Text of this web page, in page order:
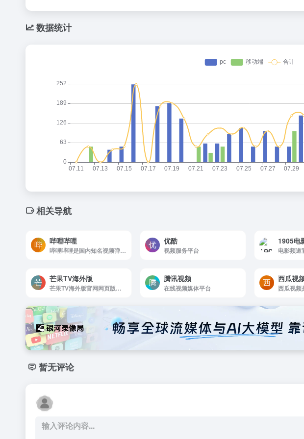
数据统计
相关导航
哔哩哔哩
哔哩哔哩是国内知名视频弹幕网站，有最及时的动漫新番
优酷
视频服务平台
1905电
电影频道
芒果TV海外版
芒果TV海外版官网网页版网址
腾讯视频
在线视频媒体平台
西瓜视
暂无评论